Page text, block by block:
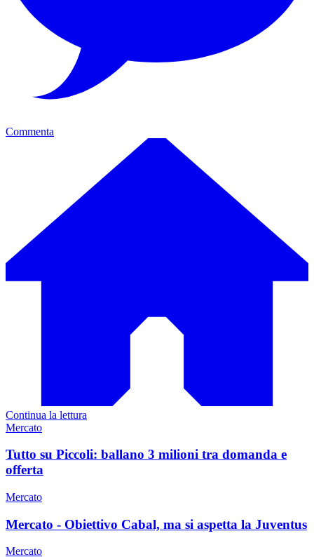
Commenta
Continua la lettura
Mercato
Tutto su Piccoli: ballano 3 milioni tra domanda e
offerta
Mercato
Mercato - Obiettivo Cabal, ma si aspetta la Juventus
Mercato